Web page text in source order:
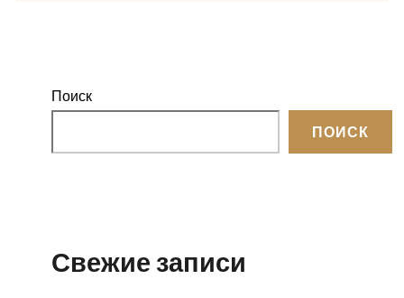
Поиск
ПОИСК
Свежие записи